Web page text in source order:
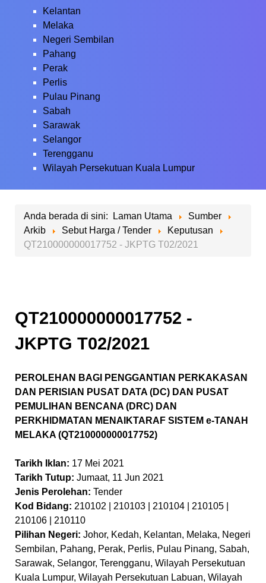
Kelantan
Melaka
Negeri Sembilan
Pahang
Perak
Perlis
Pulau Pinang
Sabah
Sarawak
Selangor
Terengganu
Wilayah Persekutuan Kuala Lumpur
Anda berada di sini: Laman Utama
Sumber
Arkib
Sebut Harga / Tender
Keputusan
QT210000000017752 - JKPTG T02/2021
QT210000000017752 -
JKPTG T02/2021
PEROLEHAN BAGI PENGGANTIAN PERKAKASAN
DAN PERISIAN PUSAT DATA (DC) DAN PUSAT
PEMULIHAN BENCANA (DRC) DAN
PERKHIDMATAN MENAIKTARAF SISTEM e-TANAH
MELAKA (QT210000000017752)
Tarikh Iklan: 17 Mei 2021
Tarikh Tutup: Jumaat, 11 Jun 2021
Jenis Perolehan: Tender
Kod Bidang: 210102 | 210103 | 210104 | 210105 |
210106 | 210110
Pilihan Negeri: Johor, Kedah, Kelantan, Melaka, Negeri
Sembilan, Pahang, Perak, Perlis, Pulau Pinang, Sabah,
Sarawak, Selangor, Terengganu, Wilayah Persekutuan
Kuala Lumpur, Wilayah Persekutuan Labuan, Wilayah